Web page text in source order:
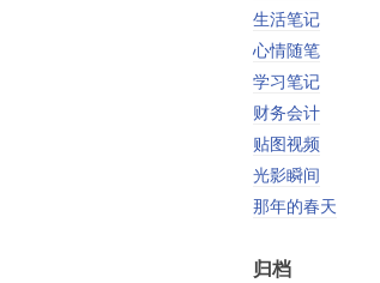
生活笔记
心情随笔
学习笔记
财务会计
贴图视频
光影瞬间
那年的春天
归档